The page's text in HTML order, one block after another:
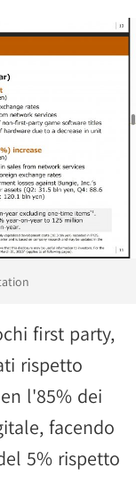
first party,
rispetto
l'85% dei
facendo
5% rispetto